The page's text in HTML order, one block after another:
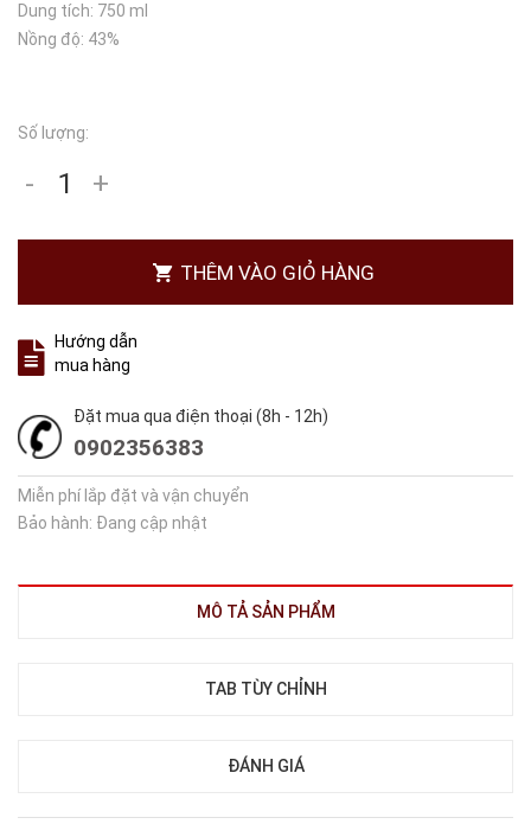
Dung tích: 750 ml
Nồng độ: 43%
Số lượng:
- +
THÊM VÀO GIỎ HÀNG
Hướng dẫn
mua hàng
Đặt mua qua điện thoại (8h - 12h)
0902356383
Miễn phí lắp đặt và vận chuyển
Bảo hành: Đang cập nhật
MÔ TẢ SẢN PHẨM
TAB TÙY CHỈNH
ĐÁNH GIÁ